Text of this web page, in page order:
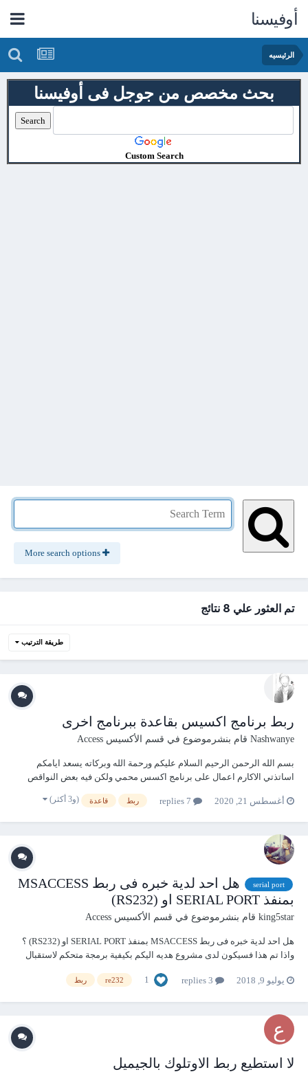
أوفيسنا
الرئيسيه
بحث مخصص من جوجل فى أوفيسنا
Custom Search
تم العثور علي 8 نتائج
طريقة الترتيب
ربط برنامج اكسيس بقاعدة ببرنامج اخرى
Nashwanye قام بنشرموضوع في قسم الأكسيس Access
بسم الله الرحمن الرحيم السلام عليكم ورحمة الله وبركاته يسعد ايامكم
اساتذتي الاكارم اعمال على برنامج اكسس محمي ولكن فيه بعض النواقص
برنامجي مع البرنامج الاصل بحيث اعمل على قاعدته ( الجداول ) بنماذجي
أغسطس 21, 2020 ربط قاعدة (و3 أكثر)
serial port
هل احد لدية خبره فى ربط MSACCESS
بمنفذ SERIAL PORT او (RS232)
king5star قام بنشرموضوع في قسم الأكسيس Access
هل احد لدية خبره فى ربط MSACCESS بمنفذ SERIAL PORT او (RS232) ؟
واذا تم هذا فسيكون لدى مشروع هديه اليكم بكيفية برمجة متحكم لاستقبال
كالبوابات والتصاريح والاناره . فهمتكم معي .
يوليو 9, 2018 1
re232 ربط
لا استطيع ربط الاوتلوك بالجيميل